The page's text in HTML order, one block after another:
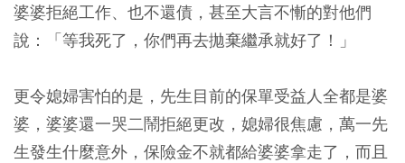
婆婆拒絕工作、也不還債，甚至大言不慚的對他們
說：「等我死了，你們再去拋棄繼承就好了！」
更令媳婦害怕的是，先生目前的保單受益人全都是婆
婆，婆婆還一哭二鬧拒絕更改，媳婦很焦慮，萬一先
生發生什麼意外，保險金不就都給婆婆拿走了，而且